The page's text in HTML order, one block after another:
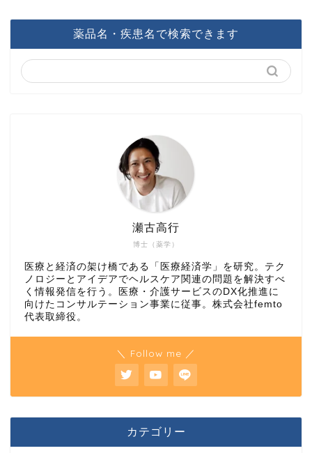
博士（薬学）
瀬古高行
医療と経済の架け橋である「医療経済学」を研究。テク
ノロジーとアイデアでヘルスケア関連の問題を解決すべ
く情報発信を行う。医療・介護サービスのDX化推進に
向けたコンサルテーション事業に従事。株式会社femto
＼ Follow me ／
カテゴリー
その他